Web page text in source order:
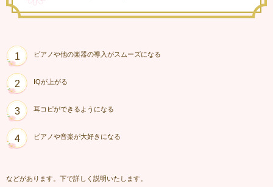
1 ピアノや他の楽器の導入がスムーズになる
2 IQが上がる
3 耳コピができるようになる
4 ピアノや音楽が大好きになる
などがあります。下で詳しく説明いたします。